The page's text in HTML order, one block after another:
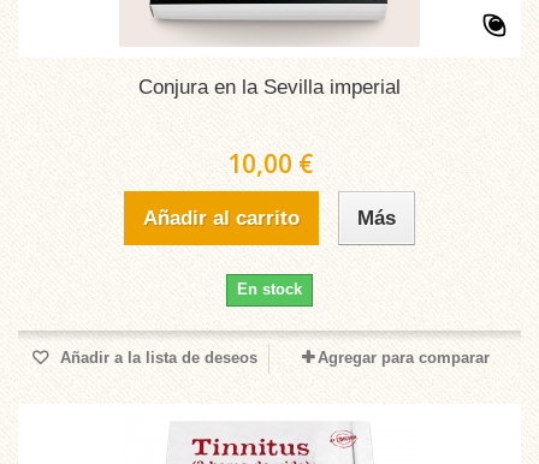
Conjura en la Sevilla imperial
10,00 €
Añadir al carrito Más
En stock
Añadir a la lista de deseos Agregar para comparar